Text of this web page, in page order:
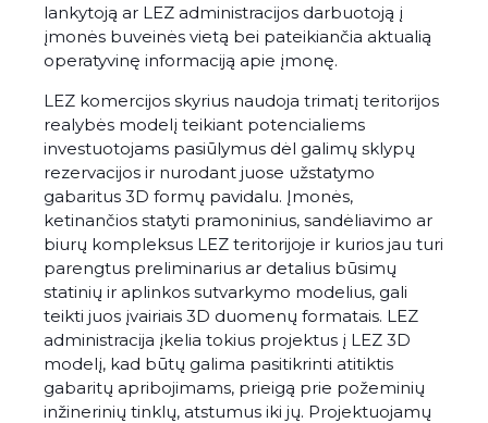
lankytoją ar LEZ administracijos darbuotoją į
įmonės buveinės vietą bei pateikiančia aktualią
operatyvinę informaciją apie įmonę.
LEZ komercijos skyrius naudoja trimatį teritorijos
realybės modelį teikiant potencialiems
investuotojams pasiūlymus dėl galimų sklypų
rezervacijos ir nurodant juose užstatymo
gabaritus 3D formų pavidalu. Įmonės,
ketinančios statyti pramoninius, sandėliavimo ar
biurų kompleksus LEZ teritorijoje ir kurios jau turi
parengtus preliminarius ar detalius būsimų
statinių ir aplinkos sutvarkymo modelius, gali
teikti juos įvairiais 3D duomenų formatais. LEZ
administracija įkelia tokius projektus į LEZ 3D
modelį, kad būtų galima pasitikrinti atitiktis
gabaritų apribojimams, prieigą prie požeminių
inžinerinių tinklų, atstumus iki jų. Projektuojamų